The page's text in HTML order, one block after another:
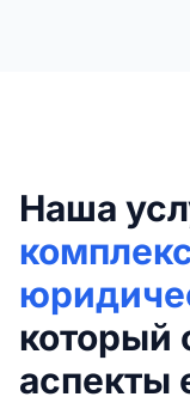
Наша
который
аспекты